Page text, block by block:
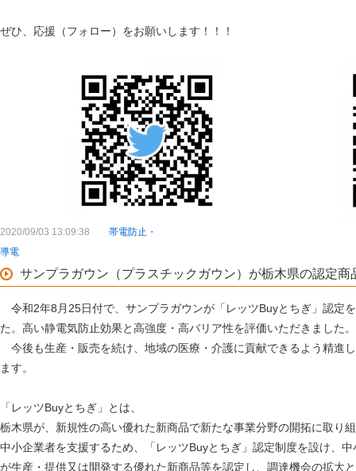
ぜひ、応援（フォロー）をお願いします！！！
2020/09/03 13:09:38 帯電防止・
導電
サンプラガウン（プラスチックガウン）が栃木県の認定商
令和2年8月25日付で、サンプラガウンが「レッツBuyとちぎ」認定
た。高い静電気防止効果と高強度・高バリア性を評価いただきました。
今後も生産・販売を続け、地域の医療・介護に貢献できるよう精進
ます。
「レッツBuyとちぎ」とは、
栃木県が、新規性の高い優れた新商品で新たな事業分野の開拓に取り
中小企業者を支援するため、「レッツBuyとちぎ」認定制度を設け、中
が生産・提供又は開発する優れた新商品等を認定し、調達機会の拡大